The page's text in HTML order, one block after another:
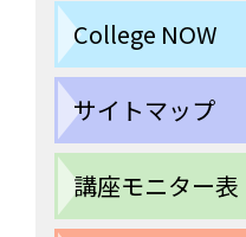
College NOW
サイトマップ
講座モニター表